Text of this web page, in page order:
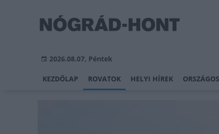
2026.08.07, Péntek
KEZDŐLAP ROVATOK HELYI HÍREK